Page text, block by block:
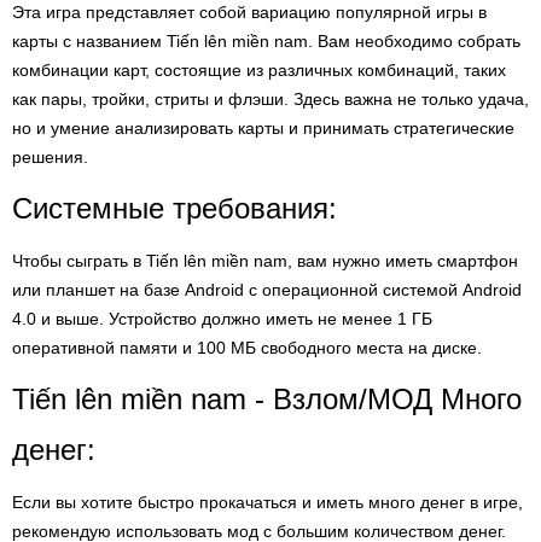
Эта игра представляет собой вариацию популярной игры в
карты с названием Tiến lên miền nam. Вам необходимо собрать
комбинации карт, состоящие из различных комбинаций, таких
как пары, тройки, стриты и флэши. Здесь важна не только удача,
но и умение анализировать карты и принимать стратегические
решения.
Системные требования:
Чтобы сыграть в Tiến lên miền nam, вам нужно иметь смартфон
или планшет на базе Android с операционной системой Android
4.0 и выше. Устройство должно иметь не менее 1 ГБ
оперативной памяти и 100 МБ свободного места на диске.
Tiến lên miền nam - Взлом/МОД Много
денег:
Если вы хотите быстро прокачаться и иметь много денег в игре,
рекомендую использовать мод с большим количеством денег.